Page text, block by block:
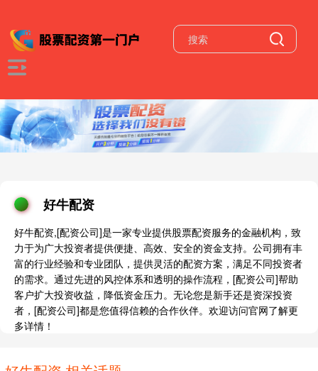
好牛配资
好牛配资,[配资公司]是一家专业提供股票配资服务的金融机构，致
力于为广大投资者提供便捷、高效、安全的资金支持。公司拥有丰
富的行业经验和专业团队，提供灵活的配资方案，满足不同投资者
的需求。通过先进的风控体系和透明的操作流程，[配资公司]帮助
客户扩大投资收益，降低资金压力。无论您是新手还是资深投资
者，[配资公司]都是您值得信赖的合作伙伴。欢迎访问官网了解更
多详情！